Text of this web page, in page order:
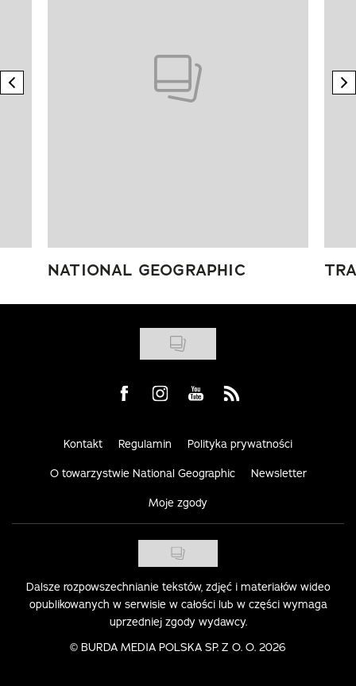
previous element
NATIONAL GEOGRAPHIC
Visit us on Facebook
Visit us on Instagram
Visit us on Youtube
Visit us on Rss
Kontakt Regulamin Polityka prywatności
O towarzystwie National Geographic Newsletter
Moje zgody
Dalsze rozpowszechnianie tekstów, zdjęć i materiałów wideo
opublikowanych w serwisie w całości lub w części wymaga
uprzedniej zgody wydawcy.
© BURDA MEDIA POLSKA SP. Z O. O. 2026